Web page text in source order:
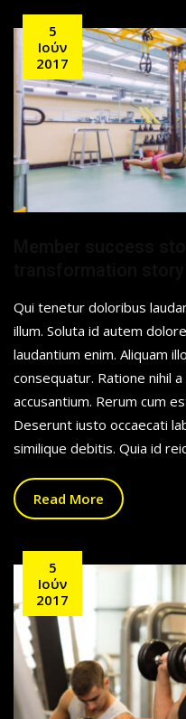
5
Ιούν
2017
Qui tenetur doloribus
illum. Soluta id autem
laudantium enim. Aliquam
consequatur. Ratione nihil
accusantium. Rerum cum
Deserunt iusto occaecati
similique debitis. Quia id
Read More
5
Ιούν
2017